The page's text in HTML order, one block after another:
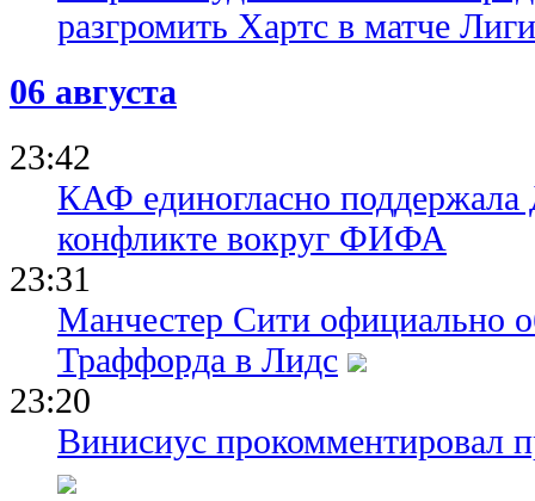
разгромить Хартс в матче
06 августа
23:42
КАФ единогласно
конфликте вокруг ФИФА
23:31
Манчестер Сити официально
Траффорда в Лидс
23:20
Винисиус прокомментировал